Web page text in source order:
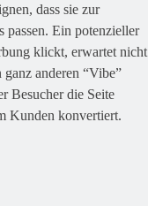
dass sie zur
passen. Ein potenzieller
klickt, erwartet nicht
anderen “Vibe”
Besucher die Seite
Kunden konvertiert.